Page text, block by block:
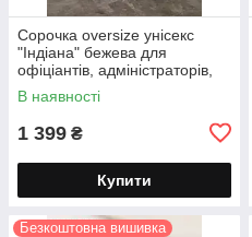
Сорочка oversize унісекс
"Індіана" бежева для
офіціантів, адміністраторів,
кухарів, флористів
В наявності
1 399 ₴
Купити
Безкоштовна вишивка